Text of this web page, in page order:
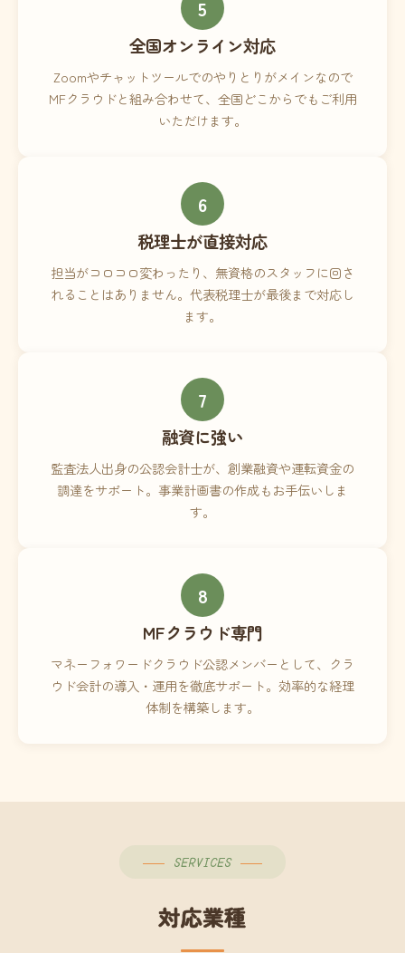
5
全国オンライン対応
Zoomやチャットツールでのやりとりがメインなので
MFクラウドと組み合わせて、全国どこからでもご利用
いただけます。
6
税理士が直接対応
担当がコロコロ変わったり、無資格のスタッフに回さ
れることはありません。代表税理士が最後まで対応し
ます。
7
融資に強い
監査法人出身の公認会計士が、創業融資や運転資金の
調達をサポート。事業計画書の作成もお手伝いしま
す。
8
MFクラウド専門
マネーフォワードクラウド公認メンバーとして、クラ
ウド会計の導入・運用を徹底サポート。効率的な経理
体制を構築します。
SERVICES
対応業種